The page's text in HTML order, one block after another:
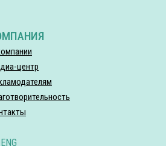
центр
ENG